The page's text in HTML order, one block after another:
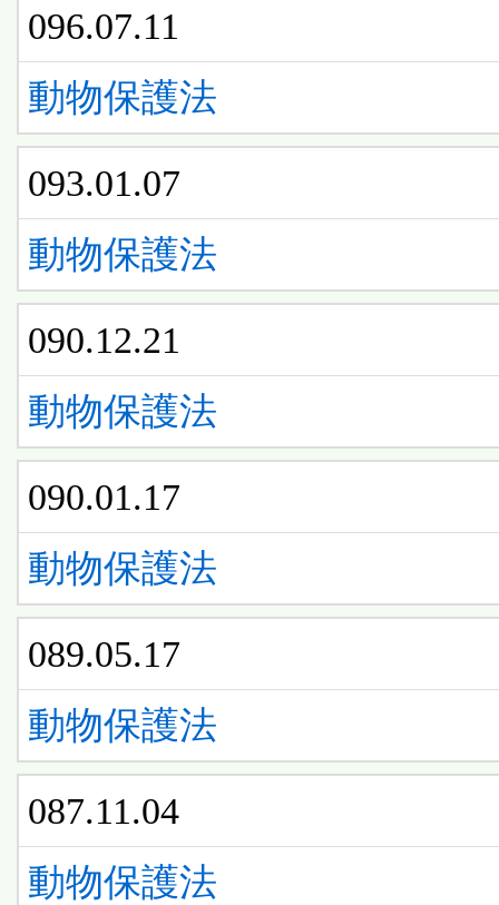
096.07.11
動物保護法
093.01.07
動物保護法
090.12.21
動物保護法
090.01.17
動物保護法
089.05.17
動物保護法
087.11.04
動物保護法